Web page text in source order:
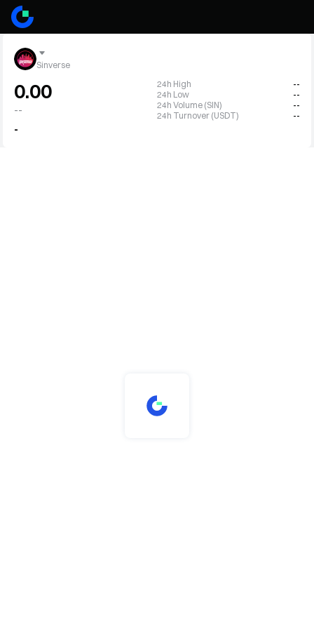
Sinverse
0.00
--
-
24h High
--
24h Low
--
24h Volume (SIN)
--
24h Turnover (USDT)
--